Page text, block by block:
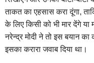
ताकत का एहसास करा दूंगा,
के लिए किसी को भी मार देंगे या
नरेन्द्र मोदी ने तो इस बयान
इसका करारा जवाब दिया था।